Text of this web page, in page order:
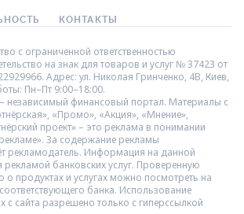
КОНТАКТЫ
с ограниченной ответственностью
на знак для товаров и услуг № 37423 от
Адрес: ул. Николая Гринченко, 4В, Киев,
Пн–Пт 9:00–18:00.
финансовый портал. Материалы с
«Промо», «Акция», «Мнение»,
проект» – это реклама в понимании
За содержание рекламы
рекламодатель. Информация на данной
рекламой банковских услуг. Проверенную
продуктах и услугах можно посмотреть на
банка. Использование
с сайта разрешено только с гиперссылкой